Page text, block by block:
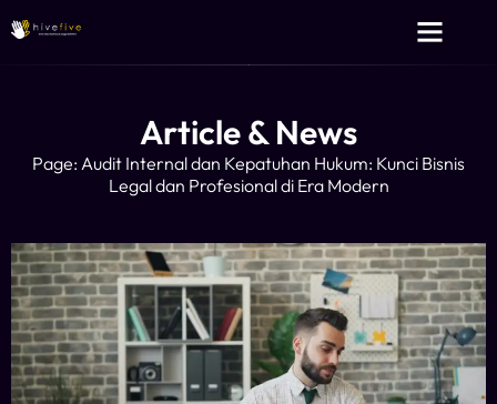
Article & News
Page: Audit Internal dan Kepatuhan Hukum: Kunci Bisnis
Legal dan Profesional di Era Modern